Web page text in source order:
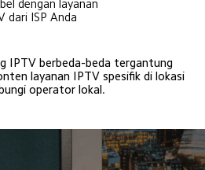
dengan layanan
dari ISP Anda
IPTV berbeda-beda tergantung
layanan IPTV spesifik di lokasi
operator lokal.